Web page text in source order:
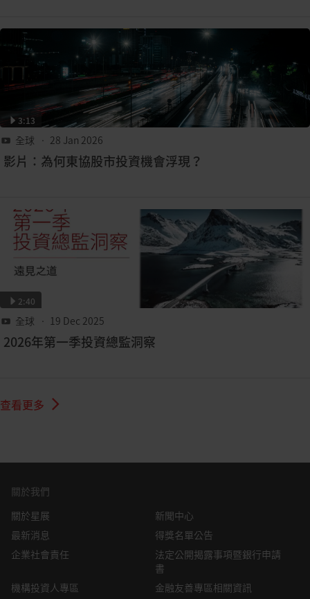
3:13
全球 • 28 Jan 2026
影片：為何東協股市投資機會浮現？
2:40
全球 • 19 Dec 2025
2026年第一季投資總監洞察
查看更多
關於我們
關於星展
新聞中心
最新消息
得獎名單公告
企業社會責任
法定公開揭露事項暨銀行申請
書
機構投資人專區
金融友善專區相關資訊